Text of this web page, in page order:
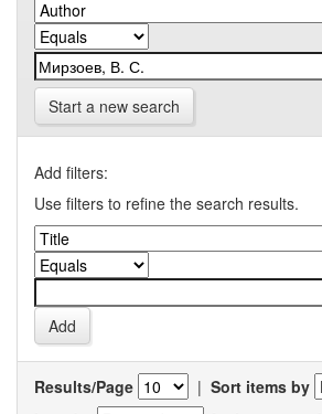
Start a new search
Add filters:
Use filters to refine the search results.
Results/Page | Sort items by